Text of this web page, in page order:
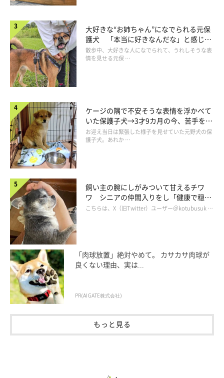
かぼすちゃんとおさんぽ。
朝露に濡れた緑の匂い。
大好きな“お姉ちゃん”になでられる元保
護犬 「本当に好きなんだな」と感じる
表情にほっこり
散歩中、大好きな人になでられて、うれしそうな表
情を見せる元保 …
ケージの隅で不安そうな表情を浮かべて
いた保護子犬→3才9カ月の今、苦手を克
服し頼もしいコに成長！
お迎え当日は緊張した様子を見せていた元野犬の保
護子犬。あれか …
飼い主の腕にしがみついて甘えるチワ
ワ シニアの仲間入りをし「健康で穏や
かな暮らしが続いてほしい」と願う
こちらは、X（旧Twitter）ユーザー＠kotubusuk …
「肉球放置」絶対やめて。 カサカサ肉球が
良くない理由、実は...
PR(AIGATE株式会社)
もっと見る